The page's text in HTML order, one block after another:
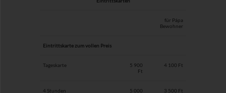
für Pápa
Bewohner
Eintrittskarte zum vollen Preis
Tageskarte
5 900
Ft
4 100 Ft
4 Stunden 5 000 3 500 Ft